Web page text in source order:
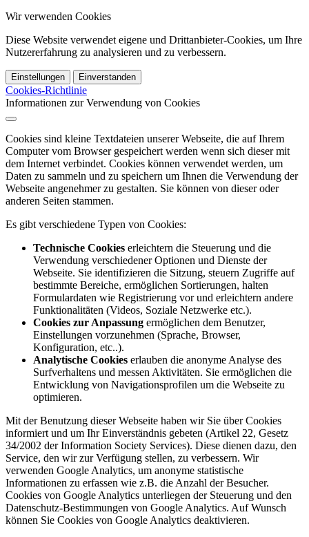
Wir verwenden Cookies
Diese Website verwendet eigene und Drittanbieter-Cookies, um Ihre
Nutzererfahrung zu analysieren und zu verbessern.
Einstellungen Einverstanden
Cookies-Richtlinie
Informationen zur Verwendung von Cookies
Cookies sind kleine Textdateien unserer Webseite, die auf Ihrem
Computer vom Browser gespeichert werden wenn sich dieser mit
dem Internet verbindet. Cookies können verwendet werden, um
Daten zu sammeln und zu speichern um Ihnen die Verwendung der
Webseite angenehmer zu gestalten. Sie können von dieser oder
anderen Seiten stammen.
Es gibt verschiedene Typen von Cookies:
Technische Cookies erleichtern die Steuerung und die
Verwendung verschiedener Optionen und Dienste der
Webseite. Sie identifizieren die Sitzung, steuern Zugriffe auf
bestimmte Bereiche, ermöglichen Sortierungen, halten
Formulardaten wie Registrierung vor und erleichtern andere
Funktionalitäten (Videos, Soziale Netzwerke etc.).
Cookies zur Anpassung ermöglichen dem Benutzer,
Einstellungen vorzunehmen (Sprache, Browser,
Konfiguration, etc..).
Analytische Cookies erlauben die anonyme Analyse des
Surfverhaltens und messen Aktivitäten. Sie ermöglichen die
Entwicklung von Navigationsprofilen um die Webseite zu
optimieren.
Mit der Benutzung dieser Webseite haben wir Sie über Cookies
informiert und um Ihr Einverständnis gebeten (Artikel 22, Gesetz
34/2002 der Information Society Services). Diese dienen dazu, den
Service, den wir zur Verfügung stellen, zu verbessern. Wir
verwenden Google Analytics, um anonyme statistische
Informationen zu erfassen wie z.B. die Anzahl der Besucher.
Cookies von Google Analytics unterliegen der Steuerung und den
Datenschutz-Bestimmungen von Google Analytics. Auf Wunsch
können Sie Cookies von Google Analytics deaktivieren.